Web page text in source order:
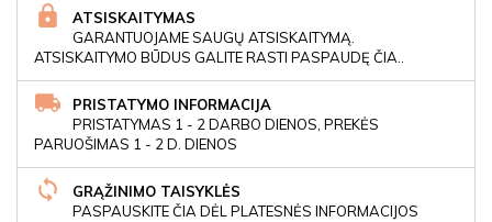
ATSISKAITYMAS
GARANTUOJAME SAUGŲ ATSISKAITYMĄ.
ATSISKAITYMO BŪDUS GALITE RASTI PASPAUDĘ ČIA..
PRISTATYMO INFORMACIJA
PRISTATYMAS 1 - 2 DARBO DIENOS, PREKĖS
PARUOŠIMAS 1 - 2 D. DIENOS
GRĄŽINIMO TAISYKLĖS
PASPAUSKITE ČIA DĖL PLATESNĖS INFORMACIJOS